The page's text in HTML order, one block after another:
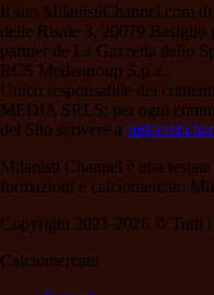
Il sito MilanistiChannel.com
delle Risaie 3, 20079
partner de La Gazzetta dello
RCS Mediagroup S.p.a..
Unico responsabile dei
MEDIA SRLS; per ogni
del Sito scrivere a
Milanisti Channel è una
formazioni e calciomercato
Copyright 2021-2026 © Tutti
Calciomercato